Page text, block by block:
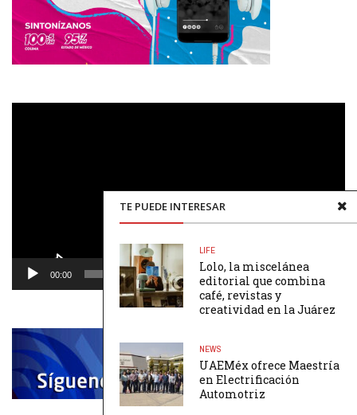
TE PUEDE INTERESAR
LIFE
Lolo, la miscelánea
editorial que combina
café, revistas y
creatividad en la Juárez
NEWS
UAEMéx ofrece Maestría
en Electrificación
Automotriz
00:00 00:48